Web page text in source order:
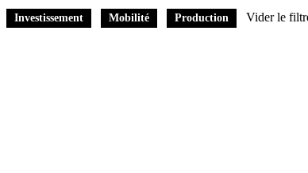
Investissement Mobilité Production Vider le